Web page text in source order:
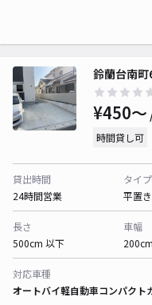
鈴蘭台南
¥450〜
時間貸し可
貸出時間
24時間営業
タイプ
平置き
長さ
500cm 以下
車幅
対応車種
オートバイ軽自動車コンパクト